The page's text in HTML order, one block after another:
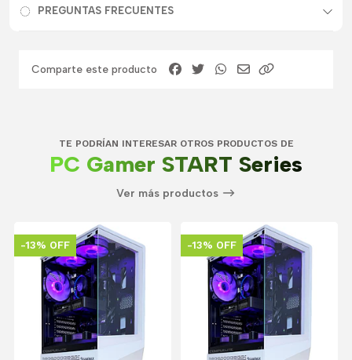
PREGUNTAS FRECUENTES
Comparte este producto
TE PODRÍAN INTERESAR OTROS PRODUCTOS DE
PC Gamer START Series
Ver más productos
-13% OFF -13% OFF